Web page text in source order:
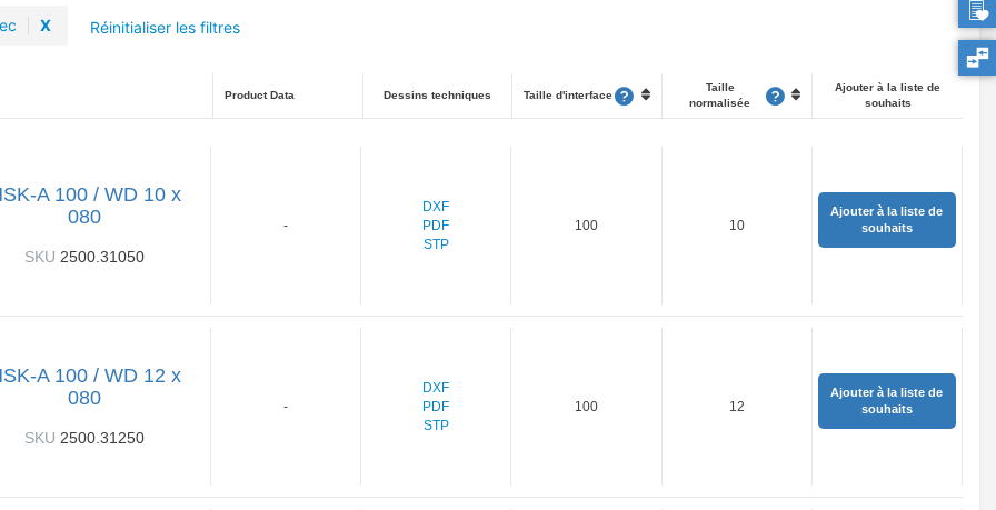
X Réinitialiser les filtres
Product Data Dessins techniques Taille d'interface
Taille
normalisée
Ajouter à la liste de
souhaits
A 100 / WD 10 x
080
SKU 2500.31050
-
DXF
PDF
STP
100 10
Ajouter à la liste de
souhaits
A 100 / WD 12 x
080
SKU 2500.31250
-
DXF
PDF
STP
100 12
Ajouter à la liste de
souhaits